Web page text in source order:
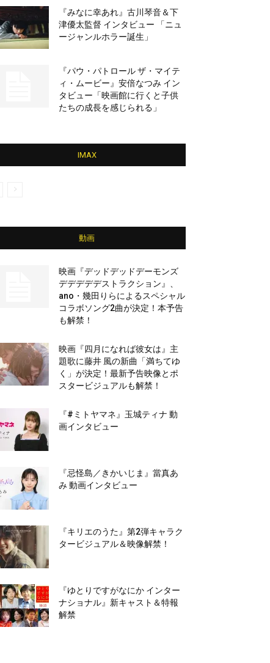
『みなに幸あれ』古川琴音＆下
津優太監督 インタビュー 「ニュ
ージャンルホラー誕生」
『パウ・パトロール ザ・マイテ
ィ・ムービー』安倍なつみ イン
タビュー「映画館に行くと子供
たちの成長を感じられる」
IMAX
動画
映画『デッドデッドデーモンズ
デデデデデストラクション』、
ano・幾田りらによるスペシャル
コラボソング2曲が決定！本予告
も解禁！
映画『四月になれば彼女は』主
題歌に藤井 風の新曲「満ちてゆ
く」が決定！最新予告映像とポ
スタービジュアルも解禁！
『#ミトヤマネ』玉城ティナ 動
画インタビュー
『忌怪島／きかいじま』當真あ
み 動画インタビュー
『キリエのうた』第2弾キャラク
タービジュアル＆映像解禁！
『ゆとりですがなにか インター
ナショナル』新キャスト＆特報
解禁